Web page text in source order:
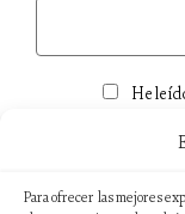
Para ofrecer las mejores
Consentimiento
He